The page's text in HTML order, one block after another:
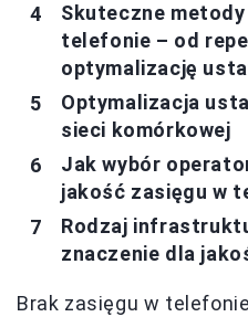
Skuteczne
telefonie – od
optymalizację
Optymalizacja
sieci komórkowej
Jak wybór
jakość zasięgu w
Rodzaj
znaczenie dla
Brak zasięgu w